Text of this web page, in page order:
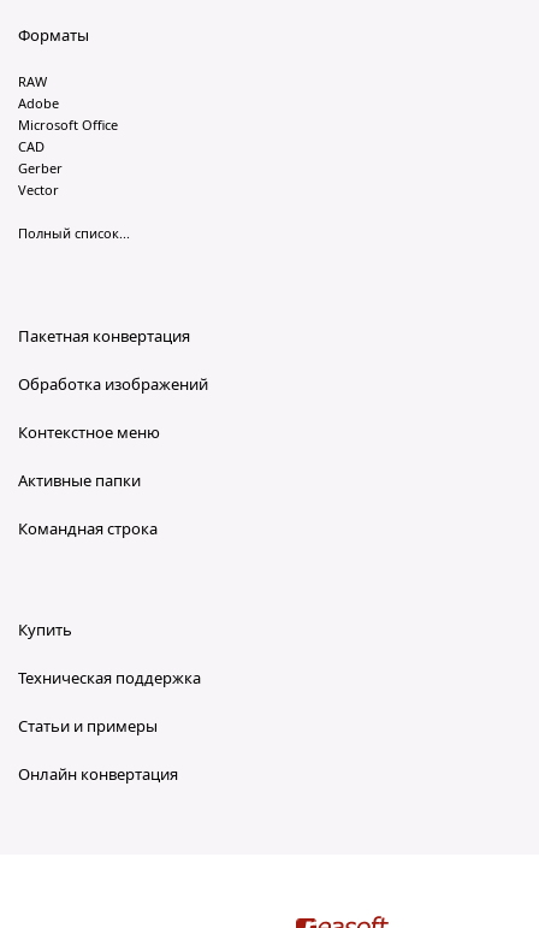
Форматы
RAW
Adobe
Microsoft Office
CAD
Gerber
Vector
Полный список...
Пакетная конвертация
Обработка изображений
Контекстное меню
Активные папки
Командная строка
Купить
Техническая поддержка
Статьи и примеры
Онлайн конвертация